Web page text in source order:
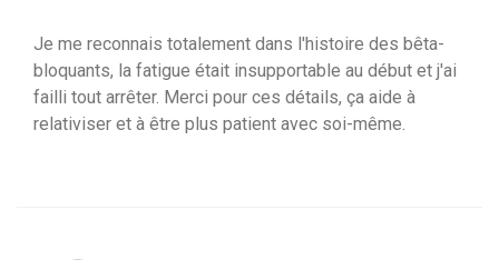
Je me reconnais totalement dans l'histoire des bêta-
bloquants, la fatigue était insupportable au début et j'ai
failli tout arrêter. Merci pour ces détails, ça aide à
relativiser et à être plus patient avec soi-même.